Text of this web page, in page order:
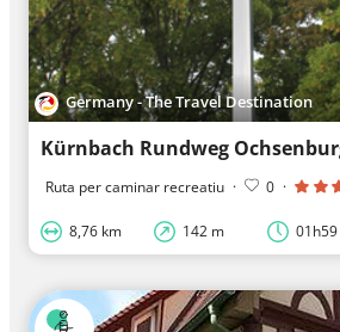
Germany - The Travel Destination
Ruta per caminar recreatiu · 0 ·
8,76 km 142 m 01h59